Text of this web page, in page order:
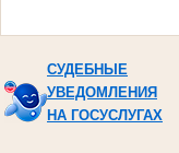
СУДЕБНЫЕ
УВЕДОМЛЕНИЯ
НА ГОСУСЛУГАХ